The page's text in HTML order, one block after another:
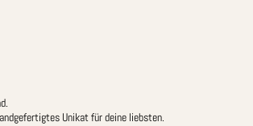
Unikat für deine liebsten.